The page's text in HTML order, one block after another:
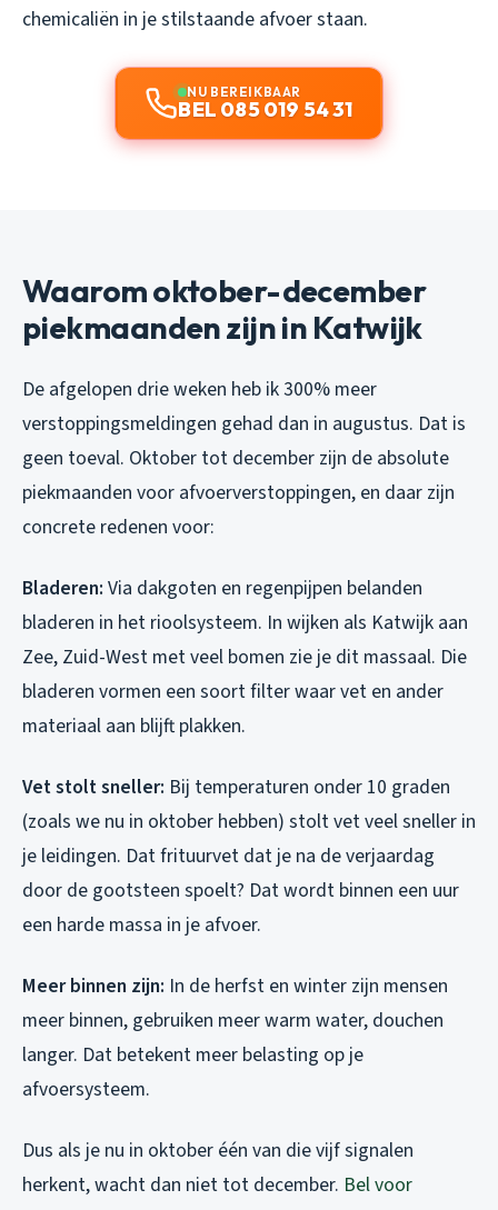
chemicaliën in je stilstaande afvoer staan.
NU BEREIKBAAR
BEL 085 019 54 31
Waarom oktober-december
piekmaanden zijn in Katwijk
De afgelopen drie weken heb ik 300% meer
verstoppingsmeldingen gehad dan in augustus. Dat is
geen toeval. Oktober tot december zijn de absolute
piekmaanden voor afvoerverstoppingen, en daar zijn
concrete redenen voor:
Bladeren: Via dakgoten en regenpijpen belanden
bladeren in het rioolsysteem. In wijken als Katwijk aan
Zee, Zuid-West met veel bomen zie je dit massaal. Die
bladeren vormen een soort filter waar vet en ander
materiaal aan blijft plakken.
Vet stolt sneller: Bij temperaturen onder 10 graden
(zoals we nu in oktober hebben) stolt vet veel sneller in
je leidingen. Dat frituurvet dat je na de verjaardag
door de gootsteen spoelt? Dat wordt binnen een uur
een harde massa in je afvoer.
Meer binnen zijn: In de herfst en winter zijn mensen
meer binnen, gebruiken meer warm water, douchen
langer. Dat betekent meer belasting op je
afvoersysteem.
Dus als je nu in oktober één van die vijf signalen
herkent, wacht dan niet tot december. Bel voor